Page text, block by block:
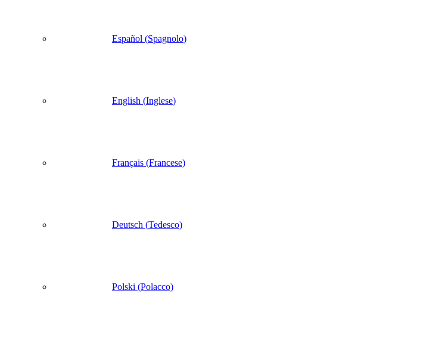
Español (Spagnolo)
English (Inglese)
Français (Francese)
Deutsch (Tedesco)
Polski (Polacco)